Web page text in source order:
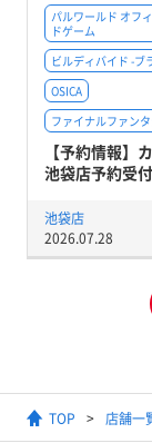
パルワールド オフ
ドゲーム
ビルディバイド -ブ
OSICA
ファイナルファン
【予約情報】
池袋店予約受
池袋店
2026.07.28
TOP 店舗一